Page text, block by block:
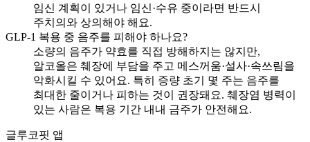
임신 계획이 있거나 임신·수유 중이라면 반드시
주치의와 상의해야 해요.
GLP-1 복용 중 음주를 피해야 하나요?
소량의 음주가 약효를 직접 방해하지는 않지만,
알코올은 췌장에 부담을 주고 메스꺼움·설사·속쓰림을
악화시킬 수 있어요. 특히 증량 초기 몇 주는 음주를
최대한 줄이거나 피하는 것이 권장돼요. 췌장염 병력이
있는 사람은 복용 기간 내내 금주가 안전해요.
글루코핏 앱